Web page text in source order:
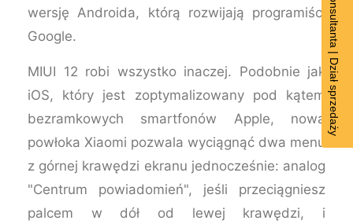
wersję Androida, którą rozwijają programiści
Google.
MIUI 12 robi wszystko inaczej. Podobnie jak
iOS, który jest zoptymalizowany pod kątem
bezramkowych smartfonów Apple, nowa
powłoka Xiaomi pozwala wyciągnąć dwa menu
z górnej krawędzi ekranu jednocześnie: analog
"Centrum powiadomień", jeśli przeciągniesz
palcem w dół od lewej krawędzi, i
Pomoc Konsultanta | Dział sprzedaży